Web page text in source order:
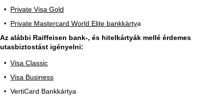
Private Visa Gold
Private Mastercard World Elite bankkártya
Az alábbi Raiffeisen bank-, és hitelkártyák mellé érdemes
utasbiztostást igényelni:
Visa Classic
Visa Business
VertiCard Bankkártya